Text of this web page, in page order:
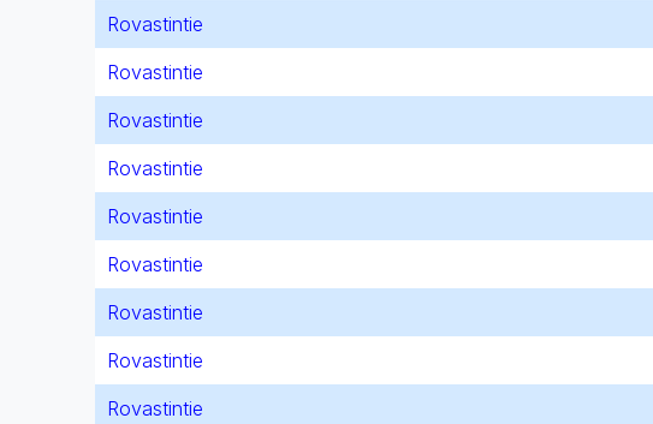
Rovastintie
Rovastintie
Rovastintie
Rovastintie
Rovastintie
Rovastintie
Rovastintie
Rovastintie
Rovastintie